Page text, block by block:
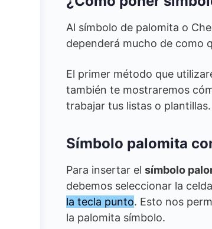
Al símbolo de palomita o
dependerá mucho de como
El primer método que
también te mostraremos
trabajar tus listas o plantillas.
Símbolo palomita
Para insertar el símbolo
debemos seleccionar la
la tecla punto. Esto nos
la palomita símbolo.